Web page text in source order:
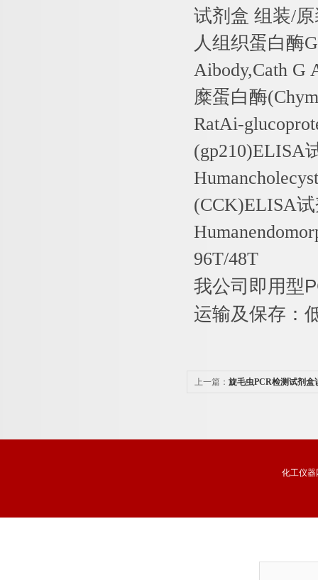
试剂盒 组装/
人组织蛋白酶G
Aibody,Cath G
糜蛋白酶
RatAi-
(gp210)ELISA
(CCK)ELISA
96T/48T
我公司即用型
运输及保存：
上一篇： 旋毛虫PCR检测试剂盒
化工仪器